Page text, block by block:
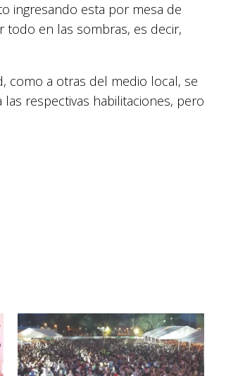
ingresando esta por mesa de
en las sombras, es decir,
como a otras del medio local, se
respectivas habilitaciones, pero